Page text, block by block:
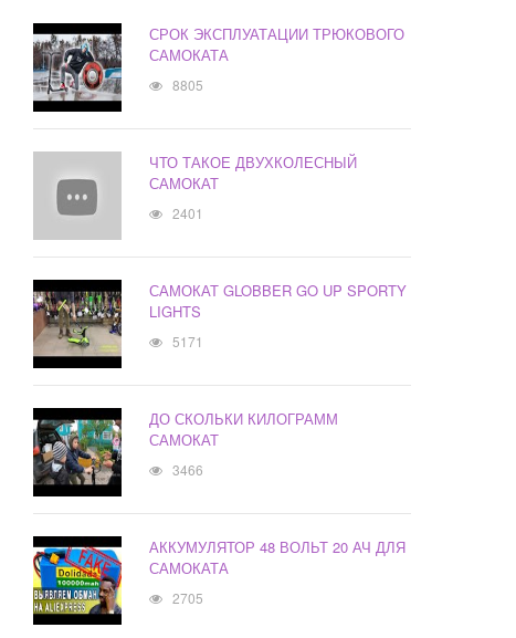
СРОК ЭКСПЛУАТАЦИИ ТРЮКОВОГО
САМОКАТА
8805
ЧТО ТАКОЕ ДВУХКОЛЕСНЫЙ
САМОКАТ
2401
САМОКАТ GLOBBER GO UP SPORTY
LIGHTS
5171
ДО СКОЛЬКИ КИЛОГРАММ
САМОКАТ
3466
АККУМУЛЯТОР 48 ВОЛЬТ 20 АЧ ДЛЯ
САМОКАТА
2705